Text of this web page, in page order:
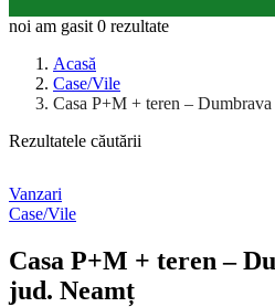
noi am gasit 0 rezultate
Acasă
Case/Vile
Casa P+M + teren –
Rezultatele căutării
Vanzari
Case/Vile
Casa P+M + teren –
jud. Neamț